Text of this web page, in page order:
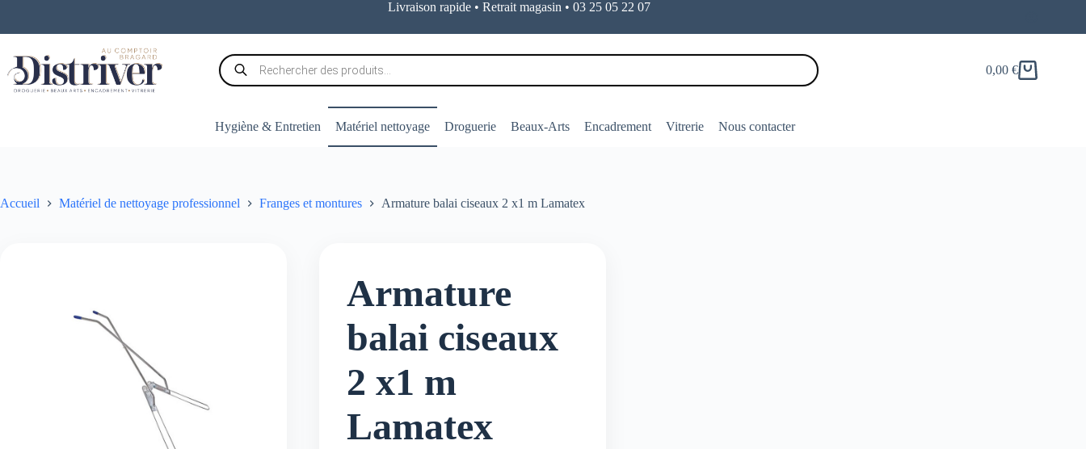
contenu
Livraison rapide • Retrait magasin • 03 25 05 22 07
Recherche
de
produits
Panier
0,00 €
Hygiène & Entretien Matériel nettoyage Droguerie Beaux-Arts Encadrement Vitrerie Nous contacter
Accueil Matériel de nettoyage professionnel Franges et montures Armature balai ciseaux 2 x1 m Lamatex
Armature
balai ciseaux
2 x1 m
Lamatex